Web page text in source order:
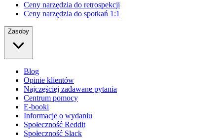
Ceny narzędzia do retrospekcji
Ceny narzędzia do spotkań 1:1
Zasoby
Blog
Opinie klientów
Najczęściej zadawane pytania
Centrum pomocy
E-booki
Informacje o wydaniu
Społeczność Reddit
Społeczność Slack